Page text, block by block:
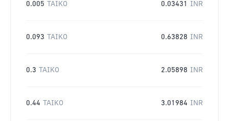
0.005 TAIKO 0.03431 INR
0.093 TAIKO 0.63828 INR
0.3 TAIKO 2.05898 INR
0.44 TAIKO 3.01984 INR